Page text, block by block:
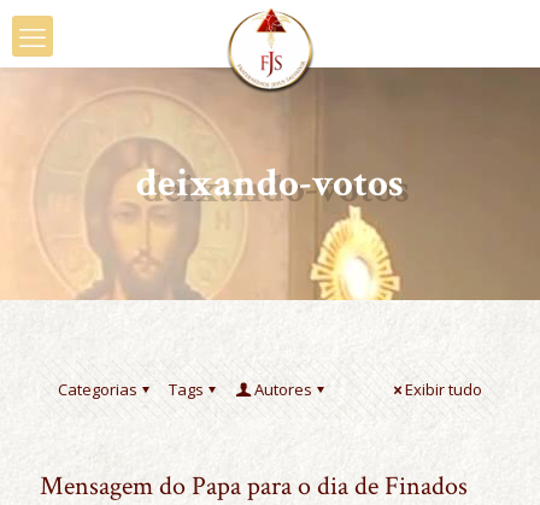
deixando-votos
Categorias Tags Autores Exibir tudo
Mensagem do Papa para o dia de Finados